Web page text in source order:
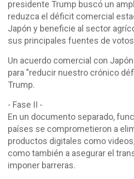
presidente Trump buscó un
reduzca el déficit comercial
Japón y beneficie al sector
sus principales fuentes de
Un acuerdo comercial con
para "reducir nuestro crónico
Trump.
- Fase II -
En un documento separado,
países se comprometieron a
productos digitales como
como también a asegurar el
imponer barreras.